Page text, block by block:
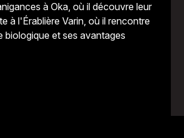
à Oka, où il découvre leur
à l'Érablière Varin, où il rencontre
biologique et ses avantages